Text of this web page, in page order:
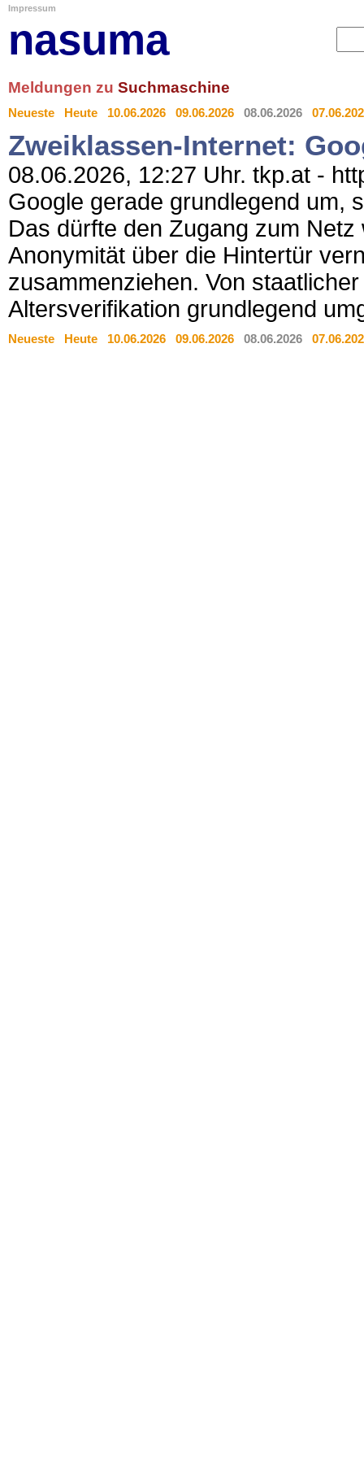
Impressum
nasuma
Meldungen zu Suchmaschine
Neueste Heute 10.06.2026 09.06.2026 08.06.2026
Zweiklassen-Internet:
08.06.2026, 12:27 Uhr. tkp.at -
Google gerade grundlegend um,
Das dürfte den Zugang zum
Anonymität über die Hintertür
zusammenziehen. Von
Altersverifikation grundlegend
Neueste Heute 10.06.2026 09.06.2026 08.06.2026